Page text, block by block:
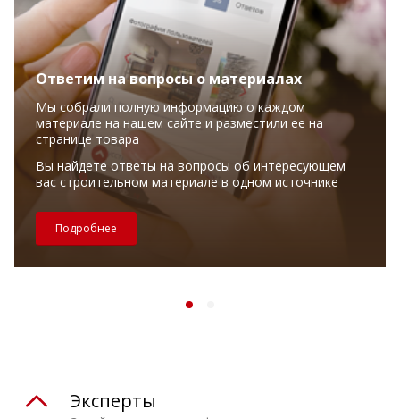
Ответим на вопросы о материалах
Мы собрали полную информацию о каждом
материале на нашем сайте и разместили ее на
странице товара
Вы найдете ответы на вопросы об интересующем
вас строительном материале в одном источнике
Подробнее
Эксперты